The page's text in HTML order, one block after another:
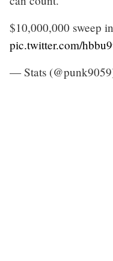
$10,000,000 sweep
pic.twitter.com/
— Stats